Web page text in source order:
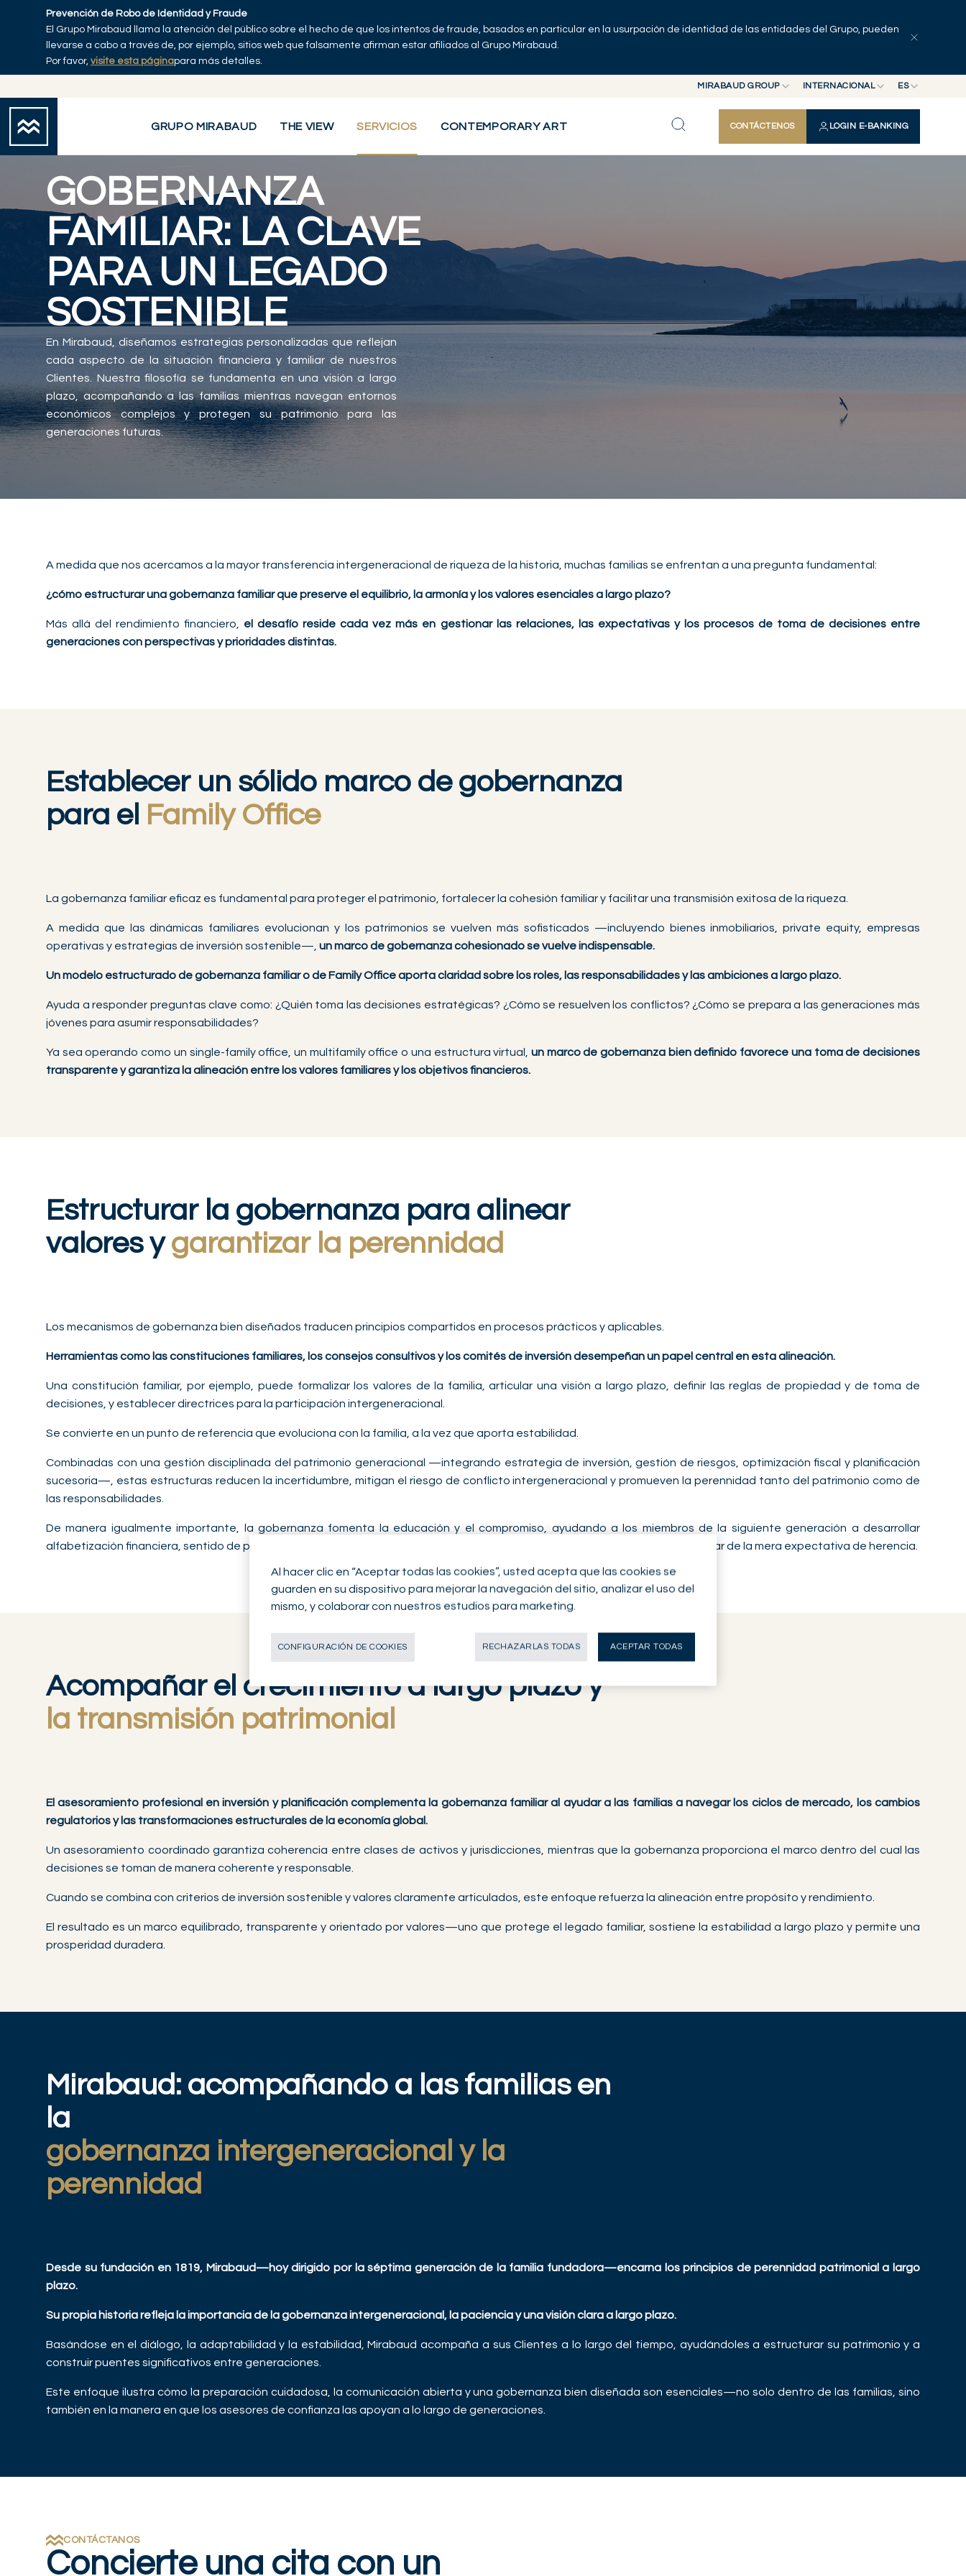
Skip to main content
Prevención de Robo de Identidad y Fraude
El Grupo Mirabaud llama la atención del público sobre el hecho de que los intentos de fraude, basados en particular en la usurpación de identidad de las entidades del Grupo, pueden
llevarse a cabo a través de, por ejemplo, sitios web que falsamente afirman estar afiliados al Grupo Mirabaud.
Por favor, visite esta páginapara más detalles.
MIRABAUD GROUP
MIRABAUD GROUP
MIRABAUD ASSET MANAGEMENT
INTERNACIONAL
INTERNACIONAL
SUIZA
ES
EN
FR
GRUPO MIRABAUD THE VIEW SERVICIOS CONTEMPORARY ART CONTÁCTENOS LOGIN E-BANKING
Grupo Mirabaud
GOBERNANZA
FAMILIAR: LA CLAVE
PARA UN LEGADO
SOSTENIBLE
En Mirabaud, diseñamos estrategias personalizadas que reflejan
cada aspecto de la situación financiera y familiar de nuestros
Clientes. Nuestra filosofía se fundamenta en una visión a largo
plazo, acompañando a las familias mientras navegan entornos
económicos complejos y protegen su patrimonio para las
generaciones futuras.
A medida que nos acercamos a la mayor transferencia intergeneracional de riqueza de la historia, muchas familias se enfrentan a una pregunta fundamental:
¿cómo estructurar una gobernanza familiar que preserve el equilibrio, la armonía y los valores esenciales a largo plazo?
Más allá del rendimiento financiero, el desafío reside cada vez más en gestionar las relaciones, las expectativas y los procesos de toma de decisiones entre
generaciones con perspectivas y prioridades distintas.
Establecer un sólido marco de gobernanza
para el Family Office
La gobernanza familiar eficaz es fundamental para proteger el patrimonio, fortalecer la cohesión familiar y facilitar una transmisión exitosa de la riqueza.
A medida que las dinámicas familiares evolucionan y los patrimonios se vuelven más sofisticados —incluyendo bienes inmobiliarios, private equity, empresas
operativas y estrategias de inversión sostenible—, un marco de gobernanza cohesionado se vuelve indispensable.
Un modelo estructurado de gobernanza familiar o de Family Office aporta claridad sobre los roles, las responsabilidades y las ambiciones a largo plazo.
Ayuda a responder preguntas clave como: ¿Quién toma las decisiones estratégicas? ¿Cómo se resuelven los conflictos? ¿Cómo se prepara a las generaciones más
jóvenes para asumir responsabilidades?
Ya sea operando como un single-family office, un multifamily office o una estructura virtual, un marco de gobernanza bien definido favorece una toma de decisiones
transparente y garantiza la alineación entre los valores familiares y los objetivos financieros.
Estructurar la gobernanza para alinear
valores ygarantizar la perennidad
Los mecanismos de gobernanza bien diseñados traducen principios compartidos en procesos prácticos y aplicables.
Herramientas como las constituciones familiares, los consejos consultivos y los comités de inversión desempeñan un papel central en esta alineación.
Una constitución familiar, por ejemplo, puede formalizar los valores de la familia, articular una visión a largo plazo, definir las reglas de propiedad y de toma de
decisiones, y establecer directrices para la participación intergeneracional.
Se convierte en un punto de referencia que evoluciona con la familia, a la vez que aporta estabilidad.
Combinadas con una gestión disciplinada del patrimonio generacional —integrando estrategia de inversión, gestión de riesgos, optimización fiscal y planificación
sucesoria—, estas estructuras reducen la incertidumbre, mitigan el riesgo de conflicto intergeneracional y promueven la perennidad tanto del patrimonio como de
las responsabilidades.
De manera igualmente importante, la gobernanza fomenta la educación y el compromiso, ayudando a los miembros de la siguiente generación a desarrollar
alfabetización financiera, sentido de propósito y una comprensión del rol de la custodia y la responsabilidad patrimonial, en lugar de la mera expectativa de herencia.
Acompañar el crecimiento a largo plazo y
la transmisión patrimonial
El asesoramiento profesional en inversión y planificación complementa la gobernanza familiar al ayudar a las familias a navegar los ciclos de mercado, los cambios
regulatorios y las transformaciones estructurales de la economía global.
Un asesoramiento coordinado garantiza coherencia entre clases de activos y jurisdicciones, mientras que la gobernanza proporciona el marco dentro del cual las
decisiones se toman de manera coherente y responsable.
Cuando se combina con criterios de inversión sostenible y valores claramente articulados, este enfoque refuerza la alineación entre propósito y rendimiento.
El resultado es un marco equilibrado, transparente y orientado por valores—uno que protege el legado familiar, sostiene la estabilidad a largo plazo y permite una
prosperidad duradera.
Mirabaud: acompañando a las familias en
la
gobernanza intergeneracional y la
perennidad
Desde su fundación en 1819, Mirabaud—hoy dirigido por la séptima generación de la familia fundadora—encarna los principios de perennidad patrimonial a largo
plazo.
Su propia historia refleja la importancia de la gobernanza intergeneracional, la paciencia y una visión clara a largo plazo.
Basándose en el diálogo, la adaptabilidad y la estabilidad, Mirabaud acompaña a sus Clientes a lo largo del tiempo, ayudándoles a estructurar su patrimonio y a
construir puentes significativos entre generaciones.
Este enfoque ilustra cómo la preparación cuidadosa, la comunicación abierta y una gobernanza bien diseñada son esenciales—no solo dentro de las familias, sino
también en la manera en que los asesores de confianza las apoyan a lo largo de generaciones.
CONTÁCTANOS
Concierte una cita con un
Al hacer clic en “Aceptar todas las cookies”, usted acepta que las cookies se
guarden en su dispositivo para mejorar la navegación del sitio, analizar el uso del
mismo, y colaborar con nuestros estudios para marketing.
CONFIGURACIÓN DE COOKIES RECHAZARLAS TODAS ACEPTAR TODAS